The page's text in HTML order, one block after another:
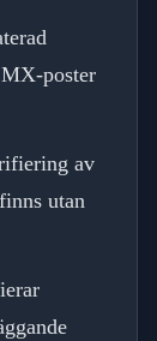
poster
av
utan